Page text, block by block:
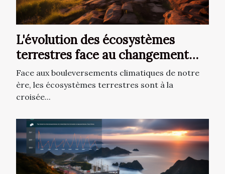
L'évolution des écosystèmes
terrestres face au changement
climatique
Face aux bouleversements climatiques de notre
ère, les écosystèmes terrestres sont à la
croisée...